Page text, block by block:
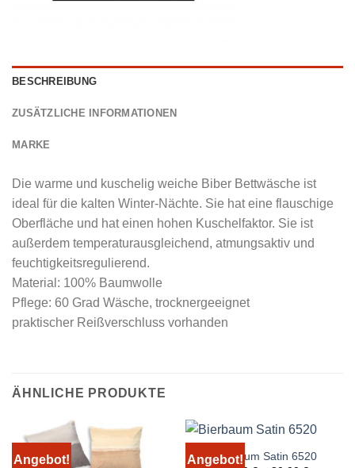
BESCHREIBUNG
ZUSÄTZLICHE INFORMATIONEN
MARKE
Die warme und kuschelig weiche Biber Bettwäsche ist
ideal für die kalten Winter-Nächte. Sie hat eine flauschige
Oberfläche und hat einen hohen Kuschelfaktor. Sie ist
außerdem temperaturausgleichend, atmungsaktiv und
feuchtigkeitsregulierend.
Material: 100% Baumwolle
Pflege: 60 Grad Wäsche, trocknergeeignet
praktischer Reißverschluss vorhanden
ÄHNLICHE PRODUKTE
Angebot! Angebot!
Bierbaum Satin 6520